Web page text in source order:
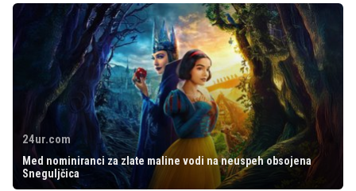
24ur.com
Med nominiranci za zlate maline vodi na neuspeh obsojena
Sneguljčica